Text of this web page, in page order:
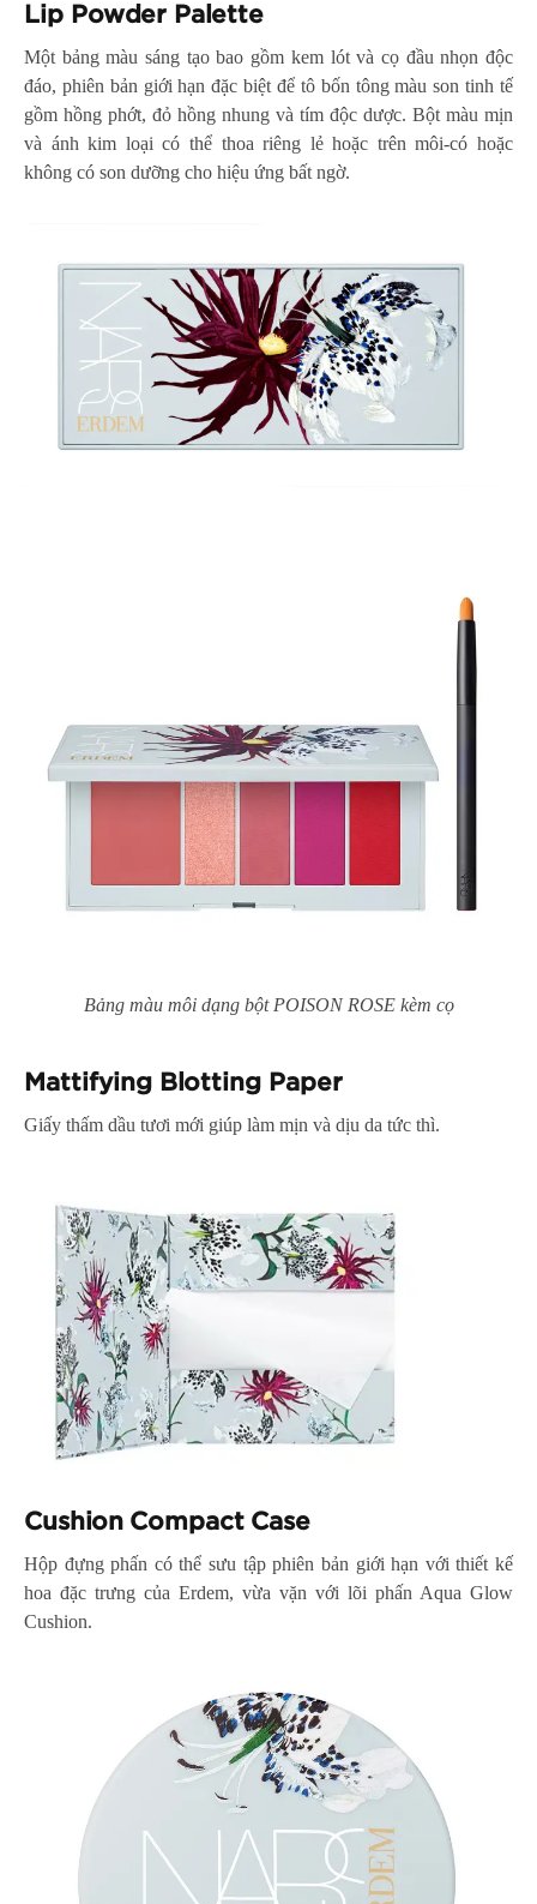
Lip Powder Palette
Một bảng màu sáng tạo bao gồm kem lót và cọ đầu nhọn độc
đáo, phiên bản giới hạn đặc biệt để tô bốn tông màu son tinh tế
gồm hồng phớt, đỏ hồng nhung và tím độc dược. Bột màu mịn
và ánh kim loại có thể thoa riêng lẻ hoặc trên môi-có hoặc
không có son dưỡng cho hiệu ứng bất ngờ.
Bảng màu môi dạng bột POISON ROSE kèm cọ
Mattifying Blotting Paper
Giấy thấm dầu tươi mới giúp làm mịn và dịu da tức thì.
Cushion Compact Case
Hộp đựng phấn có thể sưu tập phiên bản giới hạn với thiết kế
hoa đặc trưng của Erdem, vừa vặn với lõi phấn Aqua Glow
Cushion.